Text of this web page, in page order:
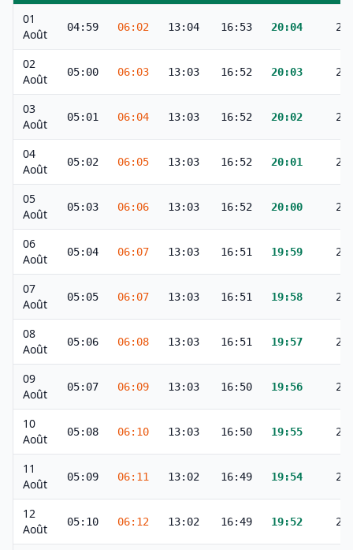
01
Août
04:59 06:02 13:04 16:53 20:04
02
Août
05:00 06:03 13:03 16:52 20:03
03
Août
05:01 06:04 13:03 16:52 20:02
04
Août
05:02 06:05 13:03 16:52 20:01
05
Août
05:03 06:06 13:03 16:52 20:00
06
Août
05:04 06:07 13:03 16:51 19:59
07
Août
05:05 06:07 13:03 16:51 19:58
08
Août
05:06 06:08 13:03 16:51 19:57
09
Août
05:07 06:09 13:03 16:50 19:56
10
Août
05:08 06:10 13:03 16:50 19:55
11
Août
05:09 06:11 13:02 16:49 19:54
12
Août
05:10 06:12 13:02 16:49 19:52